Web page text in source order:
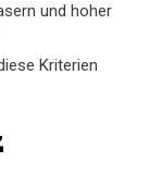
und hoher
Kriterien